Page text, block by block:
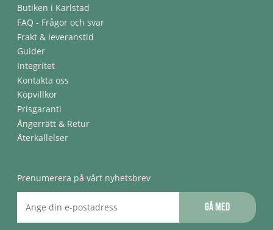
Butiken i Karlstad
FAQ - Frågor och svar
Frakt & leveranstid
Guider
Integritet
Kontakta oss
Köpvillkor
Prisgaranti
Ångerrätt & Retur
Återkallelser
Prenumerera på vårt nyhetsbrev
Gå med